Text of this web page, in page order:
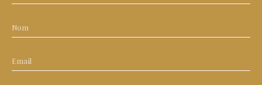
Nom
Email